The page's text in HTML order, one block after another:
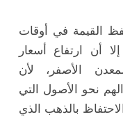
القيمة في أوقات
أن ارتفاع أسعار
الأصفر، لأن
نحو الأصول التي
بالذهب الذي